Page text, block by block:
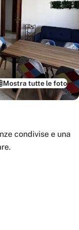
Mostra tutte le foto
condivise e una